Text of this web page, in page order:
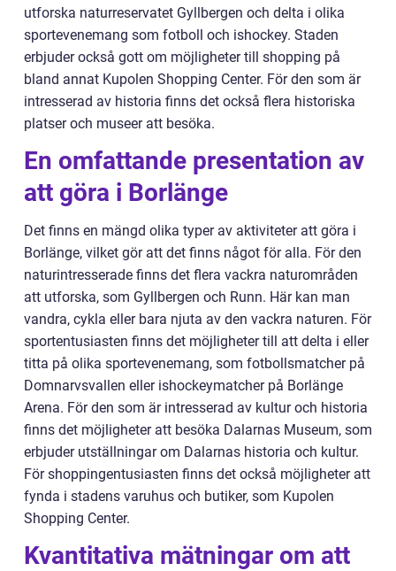
utforska naturreservatet Gyllbergen och delta i olika
sportevenemang som fotboll och ishockey. Staden
erbjuder också gott om möjligheter till shopping på
bland annat Kupolen Shopping Center. För den som är
intresserad av historia finns det också flera historiska
platser och museer att besöka.
En omfattande presentation av
att göra i Borlänge
Det finns en mängd olika typer av aktiviteter att göra i
Borlänge, vilket gör att det finns något för alla. För den
naturintresserade finns det flera vackra naturområden
att utforska, som Gyllbergen och Runn. Här kan man
vandra, cykla eller bara njuta av den vackra naturen. För
sportentusiasten finns det möjligheter till att delta i eller
titta på olika sportevenemang, som fotbollsmatcher på
Domnarvsvallen eller ishockeymatcher på Borlänge
Arena. För den som är intresserad av kultur och historia
finns det möjligheter att besöka Dalarnas Museum, som
erbjuder utställningar om Dalarnas historia och kultur.
För shoppingentusiasten finns det också möjligheter att
fynda i stadens varuhus och butiker, som Kupolen
Shopping Center.
Kvantitativa mätningar om att